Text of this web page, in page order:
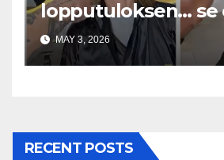
lopputuloksen… se
uskomaton
MAY 3, 2026
RECENT POSTS